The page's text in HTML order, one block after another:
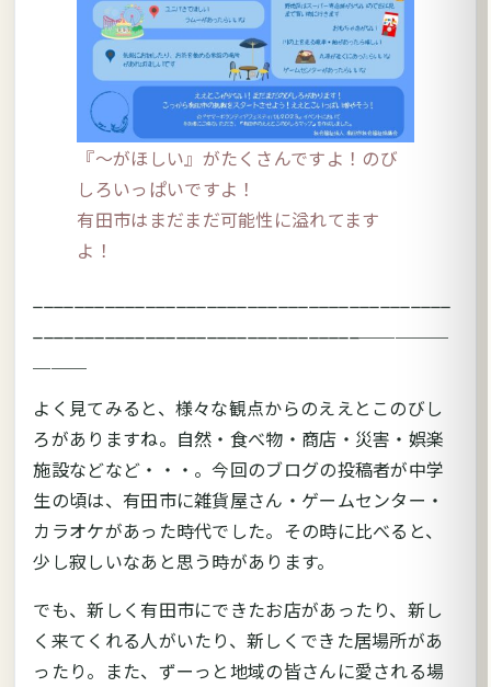
『～がほしい』がたくさんですよ！のび
しろいっぱいですよ！
有田市はまだまだ可能性に溢れてます
よ！
よく見てみると、様々な観点からのええとこのびし
ろがありますね。自然・食べ物・商店・災害・娯楽
施設などなど・・・。今回のブログの投稿者が中学
生の頃は、有田市に雑貨屋さん・ゲームセンター・
カラオケがあった時代でした。その時に比べると、
少し寂しいなあと思う時があります。
でも、新しく有田市にできたお店があったり、新し
く来てくれる人がいたり、新しくできた居場所があ
ったり。また、ずーっと地域の皆さんに愛される場